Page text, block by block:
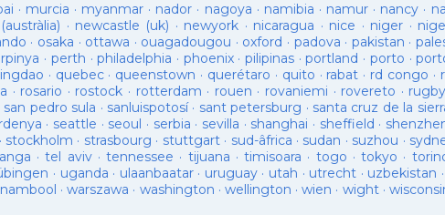
· murcia · myanmar · nador · nagoya · namibia · namur · nancy ·
· newcastle (uk) · newyork · nicaragua · nice · niger ·
· osaka · ottawa · ouagadougou · oxford · padova · pakistan ·
· perth ·philadelphia · phoenix·pilipinas ·portland · porto ·
· quebec· queenstown · querétaro · quito · rabat · rd congo ·
· rosario · rostock · rotterdam · rouen · rovaniemi · rovereto · rugby
san pedro sula · sanluispotosí· sant petersburg · santa cruz de la
· seattle · seoul · serbia · sevilla · shanghai · sheffield ·
· stockholm · strasbourg · stuttgart· sud-âfrica · sudan · suzhou ·
·tel aviv·tennessee · tijuana ·timisoara · togo ·tokyo ·
· uganda · ulaanbaatar· uruguay· utah · utrecht · uzbekistan ·
·warszawa · washington · wellington ·wien · wight·